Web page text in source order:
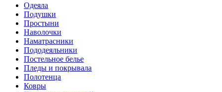
Одеяла
Подушки
Простыни
Наволочки
Наматрасники
Пододеяльники
Постельное белье
Пледы и покрывала
Полотенца
Ковры